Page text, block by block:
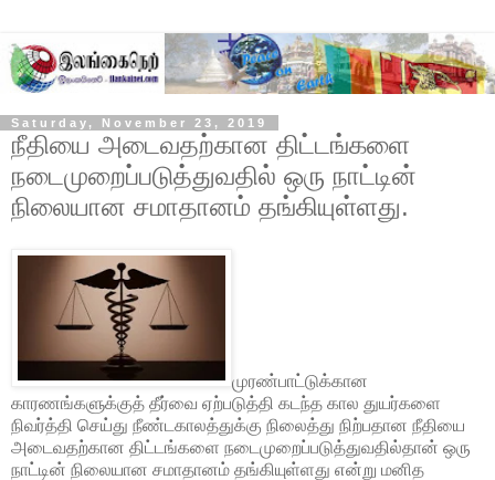
Saturday, November 23, 2019
நீதியை அடைவதற்கான திட்டங்களை
நடைமுறைப்படுத்துவதில் ஒரு நாட்டின்
நிலையான சமாதானம் தங்கியுள்ளது.
முரண்பாட்டுக்கான
காரணங்களுக்குத் தீர்வை ஏற்படுத்தி கடந்த கால துயர்களை
நிவர்த்தி செய்து நீண்டகாலத்துக்கு நிலைத்து நிற்பதான நீதியை
அடைவதற்கான திட்டங்களை நடைமுறைப்படுத்துவதில்தான் ஒரு
நாட்டின் நிலையான சமாதானம் தங்கியுள்ளது என்று மனித